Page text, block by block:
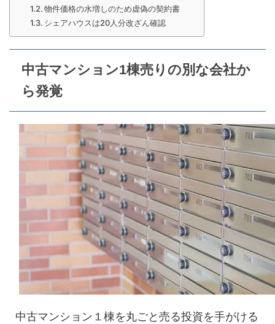
物件価格の水増しのため虚偽の契約書
シェアハウスは20人分改ざん確認
中古マンション1棟売りの別な会社か
ら発覚
中古マンション１棟を丸ごと売る投資を手がける